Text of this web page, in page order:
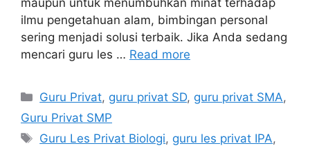
maupun untuk menumbuhkan minat terhadap
ilmu pengetahuan alam, bimbingan personal
sering menjadi solusi terbaik. Jika Anda sedang
mencari guru les … Read more
Categories
Guru Privat, guru privat SD, guru privat SMA,
Guru Privat SMP
Tags
Guru Les Privat Biologi, guru les privat IPA,